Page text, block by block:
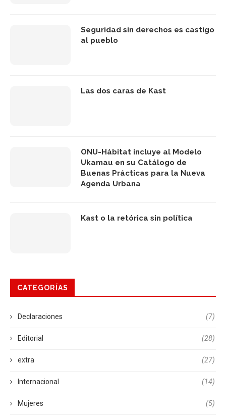
Seguridad sin derechos es castigo
al pueblo
Las dos caras de Kast
ONU-Hábitat incluye al Modelo
Ukamau en su Catálogo de
Buenas Prácticas para la Nueva
Agenda Urbana
Kast o la retórica sin política
CATEGORÍAS
Declaraciones (7)
Editorial (28)
extra (27)
Internacional (14)
Mujeres (5)